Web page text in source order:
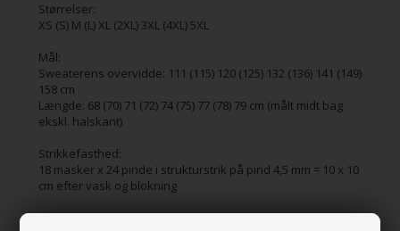
Størrelser:
XS (S) M (L) XL (2XL) 3XL (4XL) 5XL
Mål:
Sweaterens overvidde: 111 (115) 120 (125) 132 (136) 141 (149)
158 cm
Længde: 68 (70) 71 (72) 74 (75) 77 (78) 79 cm (målt midt bag
ekskl. halskant)
Strikkefasthed:
18 masker x 24 pinde i strukturstrik på pind 4,5 mm = 10 x 10
cm efter vask og blokning
Vejledende pinde: